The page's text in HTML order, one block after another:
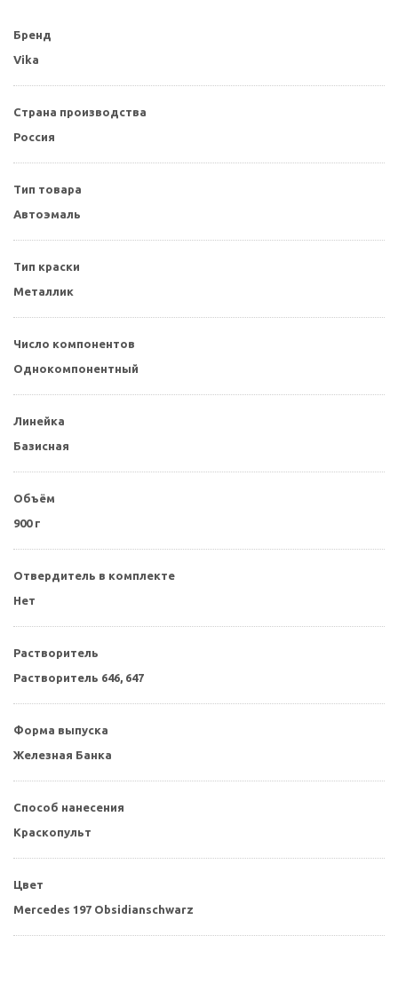
Бренд
Vika
Страна производства
Россия
Тип товара
Автоэмаль
Тип краски
Металлик
Число компонентов
Однокомпонентный
Линейка
Базисная
Объём
900 г
Отвердитель в комплекте
Нет
Растворитель
Растворитель 646, 647
Форма выпуска
Железная Банка
Способ нанесения
Краскопульт
Цвет
Mercedes 197 Obsidianschwarz